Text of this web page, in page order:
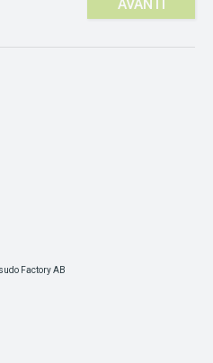
AVANTI
Factory AB